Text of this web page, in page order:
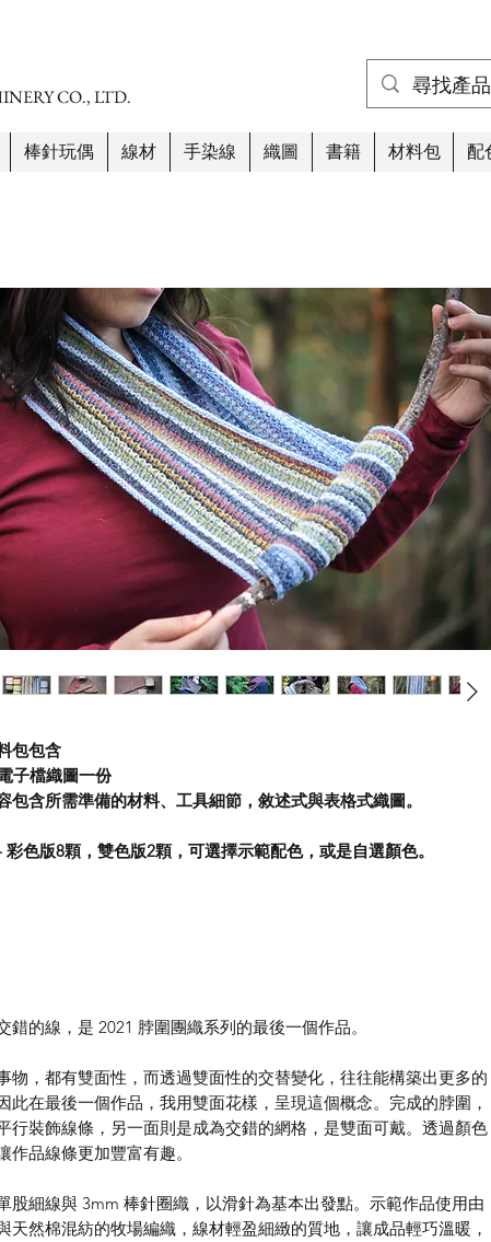
CO., LTD.
棒針玩偶 線材 手染線 織圖 書籍 材料包 配
包包含
子檔織圖一份
包含所需準備的材料、工具細節，敘述式與表格式織圖。
彩色版8顆，雙色版2顆，可選擇示範配色，或是自選顏色。
錯的線，是 2021 脖圍團織系列的最後一個作品。
物，都有雙面性，而透過雙面性的交替變化，往往能構築出更多的
此在最後一個作品，我用雙面花樣，呈現這個概念。完成的脖圍，
行裝飾線條，另一面則是成為交錯的網格，是雙面可戴。透過顏色
作品線條更加豐富有趣。
股細線與 3mm 棒針圈織，以滑針為基本出發點。示範作品使用由
天然棉混紡的牧場編織，線材輕盈細緻的質地，讓成品輕巧溫暖，